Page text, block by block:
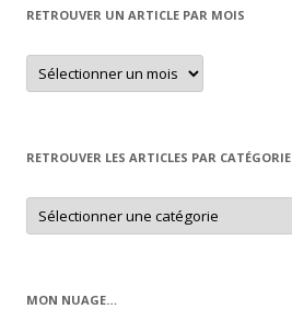
RETROUVER UN ARTICLE PAR MOIS
Retrouver
un
article
RETROUVER LES ARTICLES PAR CATÉGORIE
Retrouver
les
articles
MON NUAGE…